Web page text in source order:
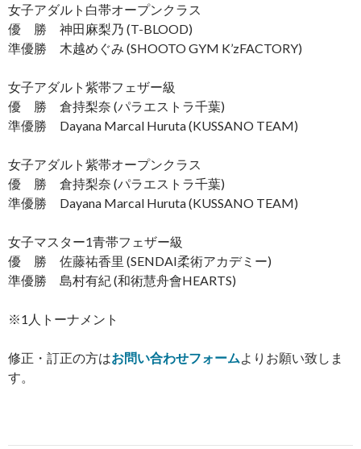
女子アダルト白帯オープンクラス
優 勝 神田麻梨乃 (T-BLOOD)
準優勝 木越めぐみ (SHOOTO GYM K’zFACTORY)
女子アダルト紫帯フェザー級
優 勝 倉持梨奈 (パラエストラ千葉)
準優勝 Dayana Marcal Huruta (KUSSANO TEAM)
女子アダルト紫帯オープンクラス
優 勝 倉持梨奈 (パラエストラ千葉)
準優勝 Dayana Marcal Huruta (KUSSANO TEAM)
女子マスター1青帯フェザー級
優 勝 佐藤祐香里 (SENDAI柔術アカデミー)
準優勝 島村有紀 (和術慧舟會HEARTS)
※1人トーナメント
修正・訂正の方はお問い合わせフォーム よりお願い致しま
す。